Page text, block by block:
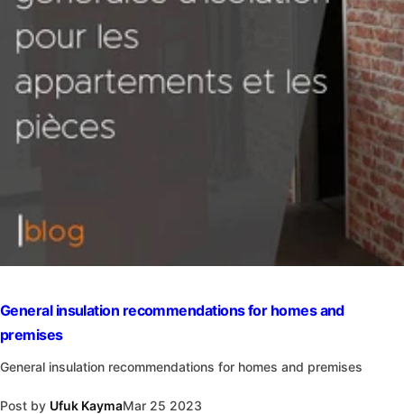
General insulation recommendations for homes and
premises
General insulation recommendations for homes and premises
Post by Ufuk KaymaMar 25 2023